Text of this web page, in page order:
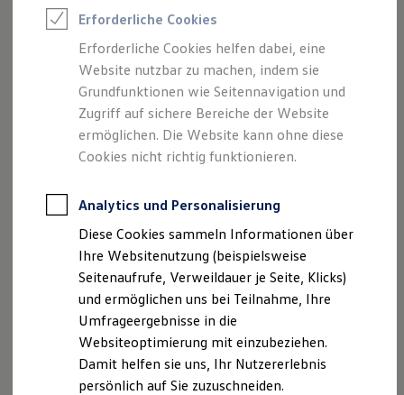
Elektroauto Leasing
Kleinwagen-Leasing
Leasing ohne Anzahlung
Finanzierung
Autokredit mit Schlussrate
Versicherungen und Garantien
Kfz-Versicherung
Restschuldversicherungen
Garantien
Professional Class bei Volkswagen
Behörden
Direktkunden
Sonderfahrzeuge
Anpfiff zum Gewinn
Elektromobilität
Elektroautos
ID. Tutorials
Elektrofahrzeugkonzepte
ID. EVERY1
Reichweite
Impressum
Datenschutzerklärung
Impressum
Seitenbetreiber i.S.d. § 5 TMG
‍Auto-Schütz Gesellschaft mit beschränkter Haftung
Max-Eyth-Weg 2
64823 Groß-Umstadt
‍Vertretungsberechtige Geschäftsführer: Reiner
Schütz, Christoph Schütz
Telefon: 0049 (0) 6078-93200
Telefax: 0049 (0) 6078-932033
E-Mail:info@auto-schuetz.de
Erforderliche Cookies
Erforderliche Cookies helfen dabei, eine
Website nutzbar zu machen, indem sie
Grundfunktionen wie Seitennavigation und
Zugriff auf sichere Bereiche der Website
ermöglichen. Die Website kann ohne diese
Cookies nicht richtig funktionieren.
Analytics und Personalisierung
Diese Cookies sammeln Informationen über
Ihre Websitenutzung (beispielsweise
Seitenaufrufe, Verweildauer je Seite, Klicks)
und ermöglichen uns bei Teilnahme, Ihre
Umfrageergebnisse in die
Websiteoptimierung mit einzubeziehen.
Damit helfen sie uns, Ihr Nutzererlebnis
persönlich auf Sie zuzuschneiden.